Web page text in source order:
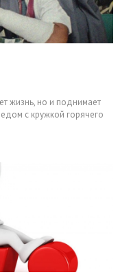
жизнь, но и поднимает
с кружкой горячего